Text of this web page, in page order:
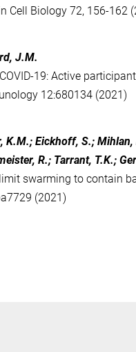
Cell Biology 72, 156-162
J.M.
19: Active
12:680134 (2021)
K.M.; Eickhoff, S.;
R.; Tarrant, T.K.;
swarming to contain
(2021)